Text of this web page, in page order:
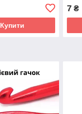
Купити
7 ₴